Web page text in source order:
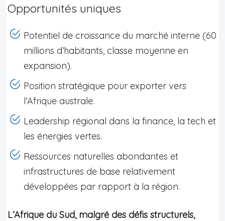
Opportunités uniques
Potentiel de croissance du marché interne (60
millions d’habitants, classe moyenne en
expansion).
Position stratégique pour exporter vers
l’Afrique australe.
Leadership régional dans la finance, la tech et
les énergies vertes.
Ressources naturelles abondantes et
infrastructures de base relativement
développées par rapport à la région.
L’Afrique du Sud, malgré des défis structurels,